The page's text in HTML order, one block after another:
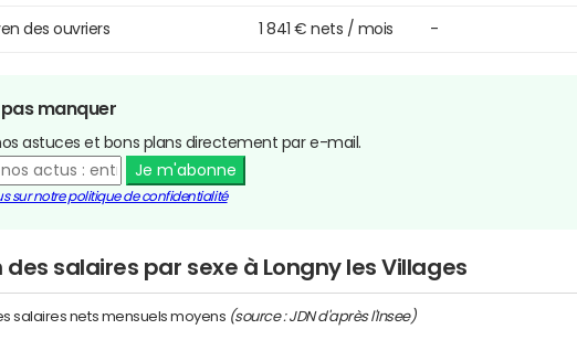
des ouvriers 1 841 € nets / mois -
pas manquer
astuces et bons plans directement par e-mail.
Je m'abonne
sur notre politique de confidentialité
des salaires par sexe à Longny les Villages
salaires nets mensuels moyens (source : JDN d'après l'Insee)